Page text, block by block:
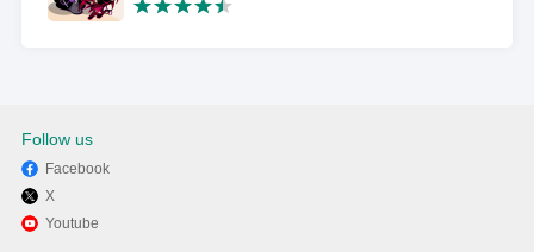
Follow us
Facebook
X
Youtube